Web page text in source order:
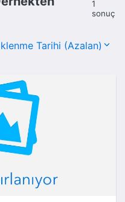
1
sonuç